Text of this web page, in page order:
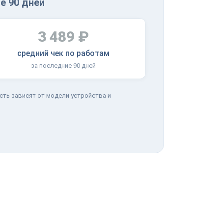
3 489 ₽
средний чек по работам
за последние 90 дней
зависят от модели устройства и